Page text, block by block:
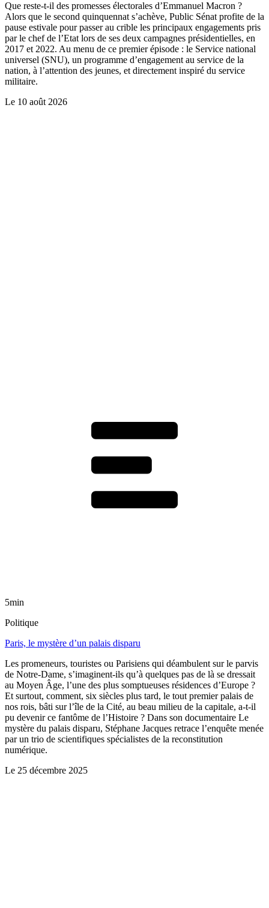
Que reste-t-il des promesses électorales d’Emmanuel Macron ?
Alors que le second quinquennat s’achève, Public Sénat profite de la
pause estivale pour passer au crible les principaux engagements pris
par le chef de l’Etat lors de ses deux campagnes présidentielles, en
2017 et 2022. Au menu de ce premier épisode : le Service national
universel (SNU), un programme d’engagement au service de la
nation, à l’attention des jeunes, et directement inspiré du service
militaire.
Le 10 août 2026
5min
Politique
Paris, le mystère d’un palais disparu
Les promeneurs, touristes ou Parisiens qui déambulent sur le parvis
de Notre-Dame, s’imaginent-ils qu’à quelques pas de là se dressait
au Moyen Âge, l’une des plus somptueuses résidences d’Europe ?
Et surtout, comment, six siècles plus tard, le tout premier palais de
nos rois, bâti sur l’île de la Cité, au beau milieu de la capitale, a-t-il
pu devenir ce fantôme de l’Histoire ? Dans son documentaire Le
mystère du palais disparu, Stéphane Jacques retrace l’enquête menée
par un trio de scientifiques spécialistes de la reconstitution
numérique.
Le 25 décembre 2025